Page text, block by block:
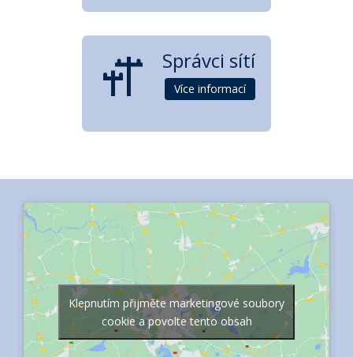
Správci sítí
Více informací
Klepnutím přijměte marketingové soubory
cookie a povolte tento obsah